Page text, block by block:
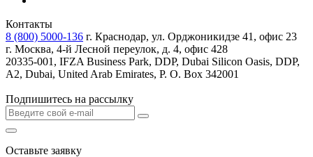
Контакты
8 (800) 5000-136 г. Краснодар, ул. Орджоникидзе 41, офис 23
г. Москва, 4-й Лесной переулок, д. 4, офис 428
20335-001, IFZA Business Park, DDP, Dubai Silicon Oasis, DDP,
A2, Dubai, United Arab Emirates, P. O. Box 342001
Подпишитесь на рассылку
Оставьте заявку